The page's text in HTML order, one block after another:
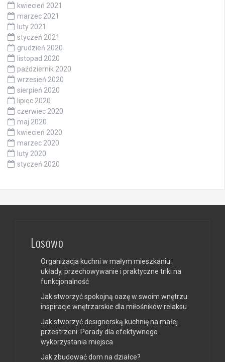
kwiecień 2021
marzec 2021
luty 2021
styczeń 2021
grudzień 2020
listopad 2020
październik 2020
wrzesień 2020
sierpień 2020
lipiec 2020
czerwiec 2020
maj 2020
kwiecień 2020
marzec 2020
luty 2020
styczeń 2020
Losowo
Organizacja kuchni w małym mieszkaniu:
układy, przechowywanie i praktyczne triki na
funkcjonalność
Jak stworzyć spokojną oazę w swoim wnętrzu:
inspiracje wnętrzarskie dla miłośników relaksu
Jak stworzyć designerską kuchnię na małej
przestrzeni: Porady dla efektywnego
wykorzystania miejsca
Jak zbudować dom na działce?